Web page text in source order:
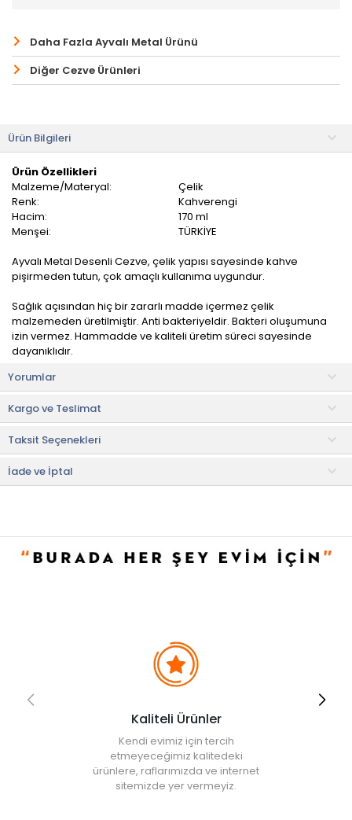
Daha Fazla Ayvalı Metal Ürünü
Diğer Cezve Ürünleri
Ürün Bilgileri
Ürün Özellikleri
Malzeme/Materyal:
Çelik
Renk:
Kahverengi
Hacim:
170 ml
Menşei:
TÜRKİYE
Ayvalı Metal Desenli Cezve, çelik yapısı sayesinde kahve
pişirmeden tutun, çok amaçlı kullanıma uygundur.
Sağlık açısından hiç bir zararlı madde içermez çelik
malzemeden üretilmiştir. Anti bakteriyeldir. Bakteri oluşumuna
izin vermez. Hammadde ve kaliteli üretim süreci sayesinde
dayanıklıdır.
Kullanım ve Bakım Bilgileri
• Yüksek kalite çelik malzemeden üretilmiştir.
• Bulaşık makinesinde yıkanabilir.
• Ürünün kalitesini ve parlaklığını koruması için her yıkamadan
sonra kurutulması önerilir.
• Kararmaz, paslanmaz özelliklerine sahiptir.
• Not:Bu fiyat perakende satışlar için belirlenmiştir. Toplu alımlar
Yorumlar
Kargo ve Teslimat
Taksit Seçenekleri
İade ve İptal
Kaliteli Ürünler
Kendi evimiz için tercih
etmeyeceğimiz kalitedeki
ürünlere, raflarımızda ve internet
sitemizde yer vermeyiz.